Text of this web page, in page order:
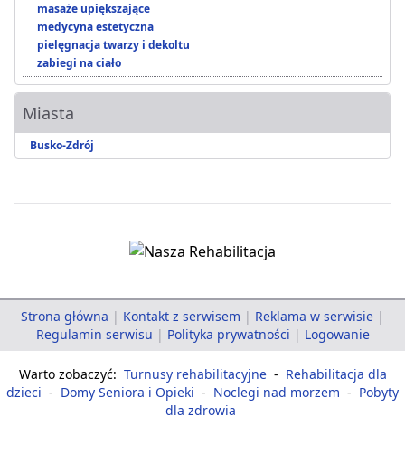
masaże upiększające
medycyna estetyczna
pielęgnacja twarzy i dekoltu
zabiegi na ciało
Miasta
Busko-Zdrój
Strona główna | Kontakt z serwisem | Reklama w serwisie |
Regulamin serwisu | Polityka prywatności | Logowanie
Warto zobaczyć: Turnusy rehabilitacyjne - Rehabilitacja dla
dzieci - Domy Seniora i Opieki - Noclegi nad morzem - Pobyty
dla zdrowia